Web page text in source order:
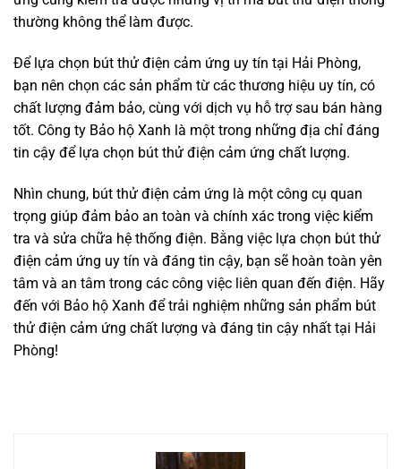
thường không thể làm được.
Để lựa chọn bút thử điện cảm ứng uy tín tại Hải Phòng,
bạn nên chọn các sản phẩm từ các thương hiệu uy tín, có
chất lượng đảm bảo, cùng với dịch vụ hỗ trợ sau bán hàng
tốt. Công ty Bảo hộ Xanh là một trong những địa chỉ đáng
tin cậy để lựa chọn bút thử điện cảm ứng chất lượng.
Nhìn chung, bút thử điện cảm ứng là một công cụ quan
trọng giúp đảm bảo an toàn và chính xác trong việc kiểm
tra và sửa chữa hệ thống điện. Bằng việc lựa chọn bút thử
điện cảm ứng uy tín và đáng tin cậy, bạn sẽ hoàn toàn yên
tâm và an tâm trong các công việc liên quan đến điện. Hãy
đến với Bảo hộ Xanh để trải nghiệm những sản phẩm bút
thử điện cảm ứng chất lượng và đáng tin cậy nhất tại Hải
Phòng!